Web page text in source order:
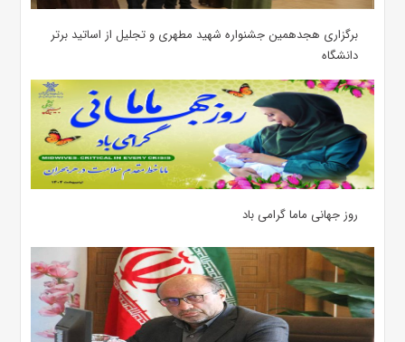
برگزاری هجدهمین جشنواره شهید مطهری و تجلیل از اساتید برتر
دانشگاه
روز جهانی ماما گرامی باد